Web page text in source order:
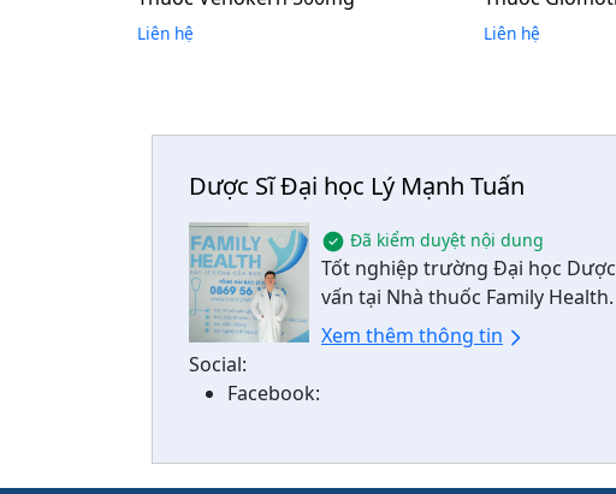
Liên hệ Liên hệ
Dược Sĩ Đại học Lý Mạnh Tuấn
Đã kiểm duyệt nội dung
Tốt nghiệp trường Đại học
vấn tại Nhà thuốc Family Health.
Xem thêm thông tin
Social:
Facebook: